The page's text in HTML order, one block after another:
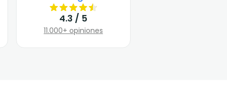
4.3 / 5
11.000+ opiniones